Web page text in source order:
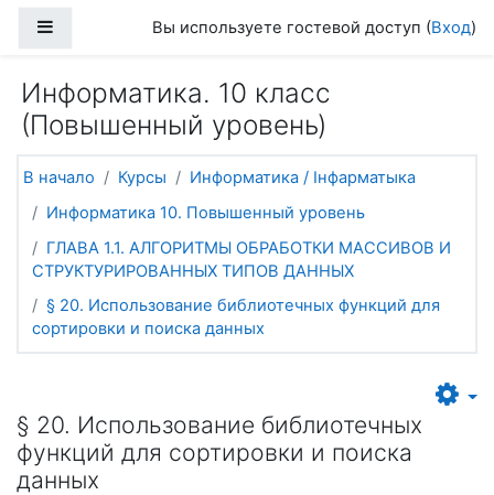
Боковая панельВы используете гостевой доступ (Вход)
Информатика. 10 класс
(Повышенный уровень)
В начало Курсы
Информатика / Інфарматыка
Информатика 10. Повышенный уровень
ГЛАВА 1.1. АЛГОРИТМЫ ОБРАБОТКИ МАССИВОВ И
СТРУКТУРИРОВАННЫХ ТИПОВ ДАННЫХ
§ 20. Использование библиотечных функций для
сортировки и поиска данных
§ 20. Использование библиотечных
функций для сортировки и поиска
данных